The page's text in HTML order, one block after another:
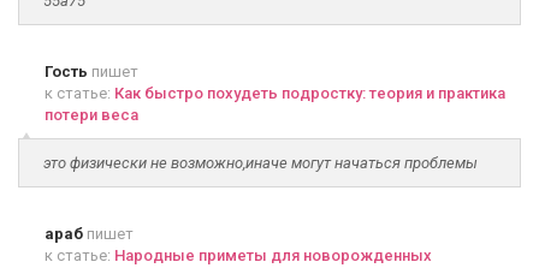
Гость пишет
к статье: Как быстро похудеть подростку: теория и практика
потери веса
это физически не возможно,иначе могут начаться проблемы
араб пишет
к статье: Народные приметы для новорожденных